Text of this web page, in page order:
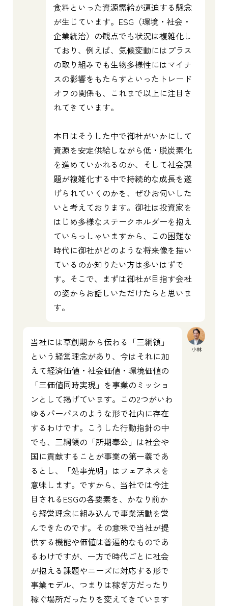
食料といった資源需給が逼迫する懸念
が生じています。ESG（環境・社会・
企業統治）の観点でも状況は複雑化し
ており、例えば、気候変動にはプラス
の取り組みでも生物多様性にはマイナ
スの影響をもたらすといったトレード
オフの関係も、これまで以上に注目さ
れてきています。
本日はそうした中で御社がいかにして
資源を安定供給しながら低・脱炭素化
を進めていかれるのか、そして社会課
題が複雑化する中で持続的な成長を遂
げられていくのかを、ぜひお伺いした
いと考えております。御社は投資家を
はじめ多様なステークホルダーを抱え
ていらっしゃいますから、この困難な
時代に御社がどのような将来像を描い
ているのか知りたい方は多いはずで
す。そこで、まずは御社が目指す会社
の姿からお話しいただけたらと思いま
す。
小林
当社には草創期から伝わる「三綱領」
という経営理念があり、今はそれに加
えて経済価値・社会価値・環境価値の
「三価値同時実現」を事業のミッショ
ンとして掲げています。この2つがいわ
ゆるパーパスのような形で社内に存在
するわけです。こうした行動指針の中
でも、三綱領の「所期奉公」は社会や
国に貢献することが事業の第一義であ
るとし、「処事光明」はフェアネスを
意味します。ですから、当社では今注
目されるESGの各要素を、かなり前か
ら経営理念に組み込んで事業活動を営
んできたのです。その意味で当社が提
供する機能や価値は普遍的なものであ
るわけですが、一方で時代ごとに社会
が抱える課題やニーズに対応する形で
事業モデル、つまりは稼ぎ方だったり
稼ぐ場所だったりを変えてきています